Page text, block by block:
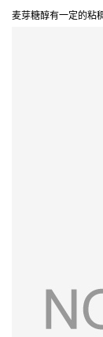
麦芽糖醇有一定的粘